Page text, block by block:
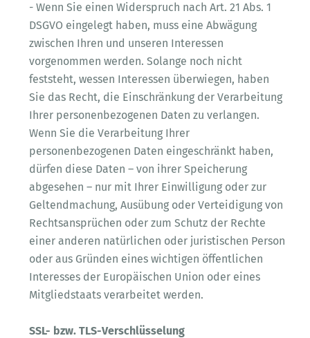
- Wenn Sie einen Widerspruch nach Art. 21 Abs. 1
DSGVO eingelegt haben, muss eine Abwägung
zwischen Ihren und unseren Interessen
vorgenommen werden. Solange noch nicht
feststeht, wessen Interessen überwiegen, haben
Sie das Recht, die Einschränkung der Verarbeitung
Ihrer personenbezogenen Daten zu verlangen.
Wenn Sie die Verarbeitung Ihrer
personenbezogenen Daten eingeschränkt haben,
dürfen diese Daten – von ihrer Speicherung
abgesehen – nur mit Ihrer Einwilligung oder zur
Geltendmachung, Ausübung oder Verteidigung von
Rechtsansprüchen oder zum Schutz der Rechte
einer anderen natürlichen oder juristischen Person
oder aus Gründen eines wichtigen öffentlichen
Interesses der Europäischen Union oder eines
Mitgliedstaats verarbeitet werden.
SSL- bzw. TLS-Verschlüsselung